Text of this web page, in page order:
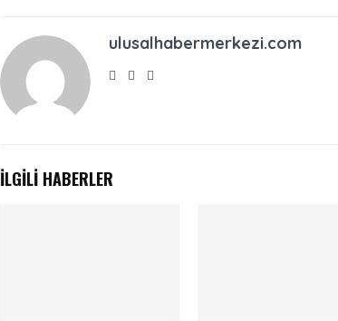
ulusalhabermerkezi.com
İLGİLİ HABERLER